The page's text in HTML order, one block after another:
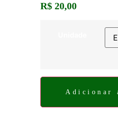
R$ 20,00
Adicionar